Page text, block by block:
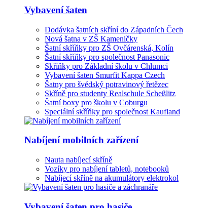
Vybavení šaten
Dodávka šatních skříní do Západních Čech
Nová šatna v ZŠ Kameničky
Šatní skříňky pro ZŠ Ovčárenská, Kolín
Šatní skříňky pro společnost Panasonic
Skříňky pro Základní školu v Chlumci
Vybavení šaten Smurfit Kappa Czech
Šatny pro švédský potravinový řetězec
Skříně pro studenty Realschule Scheßlitz
Šatní boxy pro školu v Coburgu
Speciální skříňky pro společnost Kaufland
Nabíjení mobilních zařízení
Nauta nabíjecí skříně
Vozíky pro nabíjení tabletů, notebooků
Nabíjecí skříně na akumulátory elektrokol